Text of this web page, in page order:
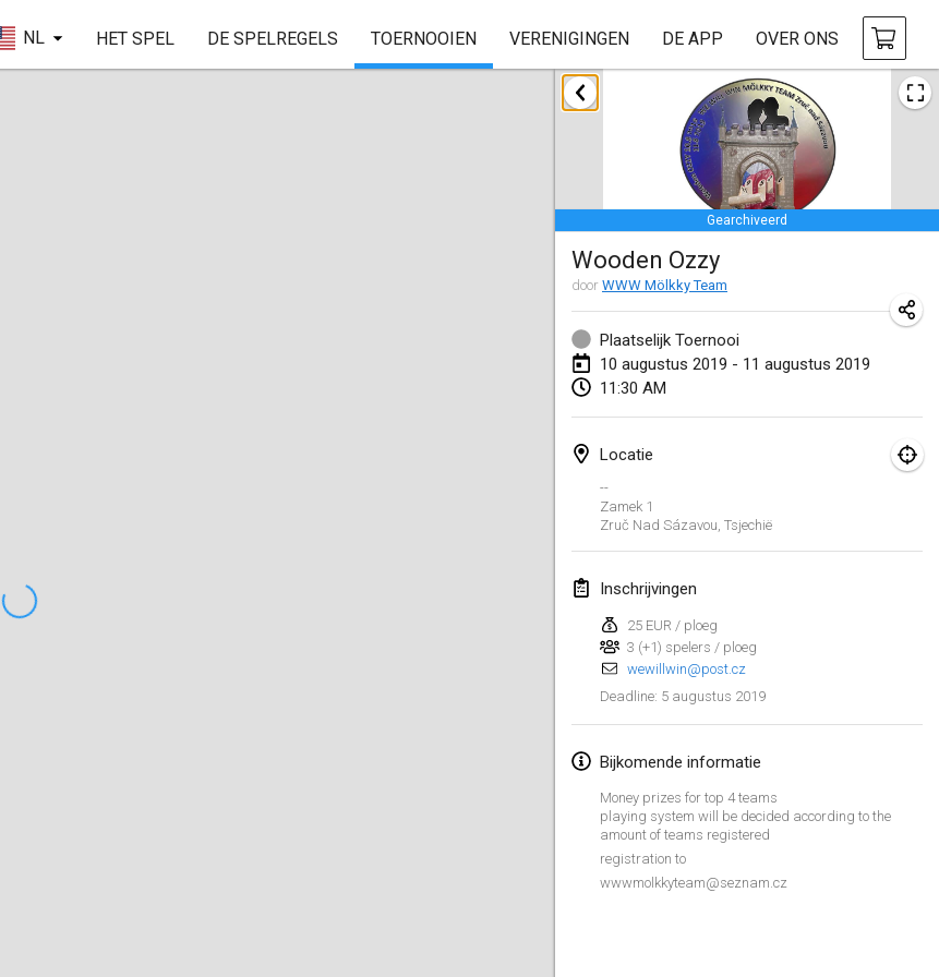
NL HET SPEL DE SPELREGELS TOERNOOIEN VERENIGINGEN DE APP OVER ONS
Gearchiveerd
Wooden Ozzy
door WWW Mölkky Team
Plaatselijk Toernooi
10 augustus 2019 - 11 augustus 2019
11:30 AM
Locatie
--
Zamek 1
Zruč Nad Sázavou Tsjechië
Inschrijvingen
25 EUR / ploeg
3 (+1) spelers / ploeg
wewillwin@post.cz
Deadline: 5 augustus 2019
Bijkomende informatie
Money prizes for top 4 teams
playing system will be decided according to the
amount of teams registered
registration to
wwwmolkkyteam@seznam.cz
januari 2019
New Year's Throw Mölkky
1 jan. 2019| Tsjechië
Tournoi Mixte ASPTTOM
20 jan. 2019|Frankrijk
Tournoi d'Hiver
26 jan. 2019|Frankrijk
Liekki Cup
februari 2019
Kotka Mölkky Open Indoor
2 feb. 2019|Finland
Lumi Mölkky
9 feb. 2019|Finland
Tournoi de la St Valentin
OTH
16 feb. 2019